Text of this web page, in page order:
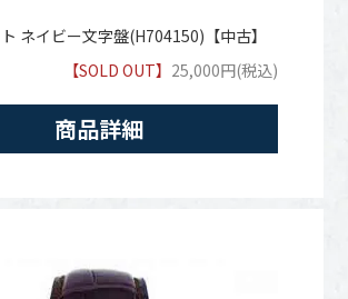
ネイビー文字盤(H704150)【中古】
【SOLD OUT】 25,000円(税込)
商品詳細